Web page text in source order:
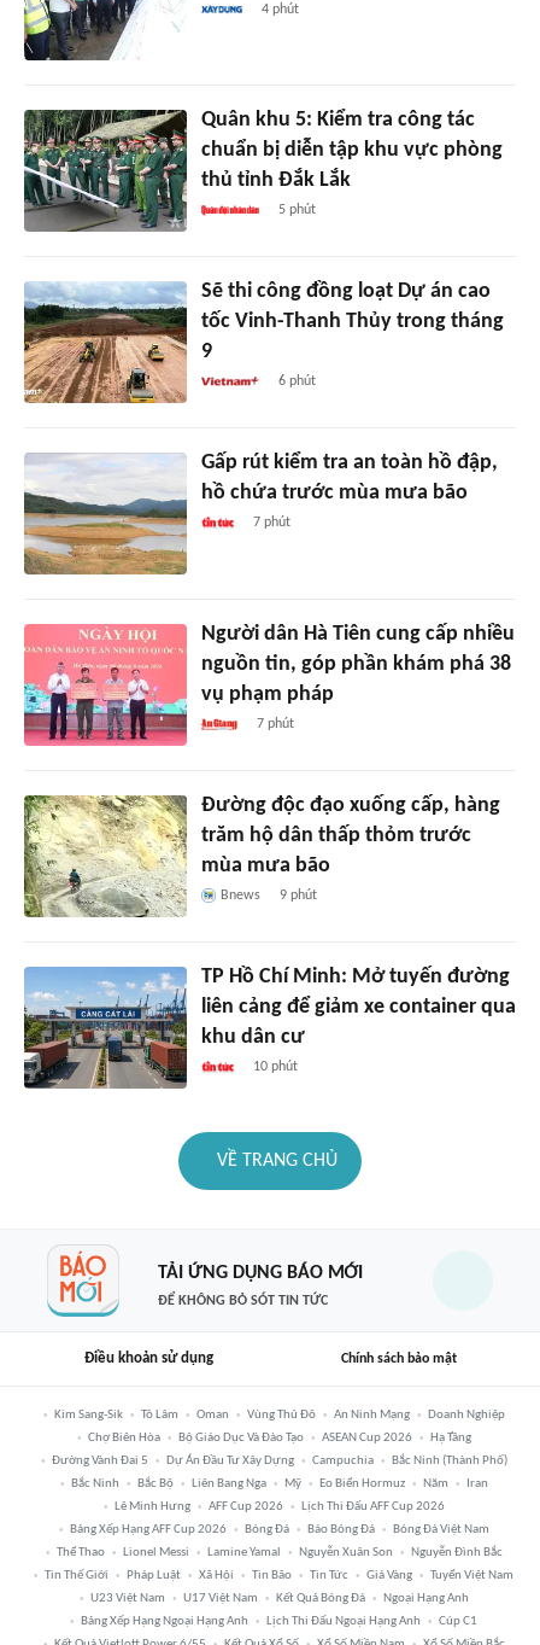
4 phút
Quân khu 5: Kiểm tra công tác
chuẩn bị diễn tập khu vực phòng
thủ tỉnh Đắk Lắk
5 phút
Sẽ thi công đồng loạt Dự án cao
tốc Vinh-Thanh Thủy trong tháng
9
6 phút
Gấp rút kiểm tra an toàn hồ đập,
hồ chứa trước mùa mưa bão
7 phút
Người dân Hà Tiên cung cấp nhiều
nguồn tin, góp phần khám phá 38
vụ phạm pháp
7 phút
Đường độc đạo xuống cấp, hàng
trăm hộ dân thấp thỏm trước
mùa mưa bão
Bnews 9 phút
TP Hồ Chí Minh: Mở tuyến đường
liên cảng để giảm xe container qua
khu dân cư
10 phút
VỀ TRANG CHỦ
TẢI ỨNG DỤNG BÁO MỚI
ĐỂ KHÔNG BỎ SÓT TIN TỨC
Điều khoản sử dụng Chính sách bảo mật
Kim Sang-Sik Tô Lâm Oman Vùng Thủ Đô An Ninh Mạng
Doanh Nghiệp
Chợ Biên Hòa
Bộ Giáo Dục Và Đào Tạo ASEAN Cup 2026
Hạ Tầng
Đường Vành Đai 5
Dự Án Đầu Tư Xây Dựng Campuchia
Bắc Ninh (thành Phố)
Bắc Ninh
Bắc Bộ Liên Bang Nga Mỹ Eo Biển Hormuz Năm
Iran
Lê Minh Hưng
AFF Cup 2026
Lịch Thi Đấu AFF Cup 2026
Bảng Xếp Hạng AFF Cup 2026
Bóng Đá Báo Bóng Đá
Bóng Đá Việt Nam
Thể Thao
Lionel Messi Lamine Yamal Nguyễn Xuân Son
Nguyễn Đình Bắc
Tin Thế Giới
Pháp Luật Xã Hội Tin Bão Tin Tức Giá Vàng
Tuyển Việt Nam
U23 Việt Nam
U17 Việt Nam Kết Quả Bóng Đá
Ngoại Hạng Anh
Bảng Xếp Hạng Ngoại Hạng Anh
Lịch Thi Đấu Ngoại Hạng Anh
Cúp C1